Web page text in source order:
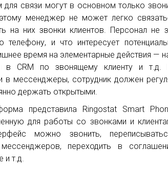
связи могут в основном только
менеджер не может легко
на них звонки клиентов. Персонал не
телефону, и что интересует
время на элементарные действия —
в CRM по звонящему клиенту и т.д.
в мессенджеры, сотрудник должен
держать открытыми.
представила Ringostat Smart
для работы со звонками и
можно звонить,
мессенджеров, переходить в
и т.д.